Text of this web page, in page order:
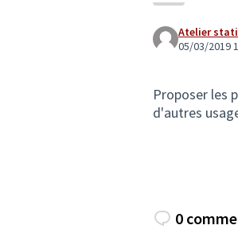
Atelier
05/03/2019
Proposer les
d'autres
0